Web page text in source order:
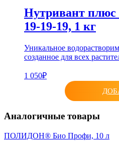
Нутривант
19-19-19, 1 кг
Уникальное
созданное для всех
1 050₽
Аналогичные товары
ПОЛИДОН® Био Профи, 10 л